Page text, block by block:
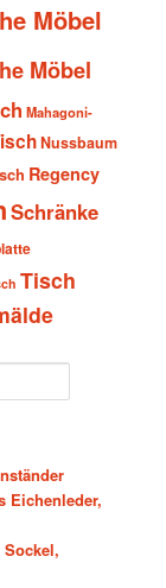
Möbel
Möbel
Mahagoni-
Nussbaum
Regency
Schränke
Tisch
Eichenleder,